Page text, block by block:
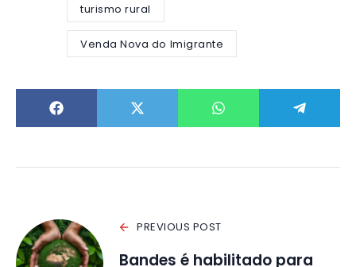
turismo rural
Venda Nova do Imigrante
PREVIOUS POST
Bandes é habilitado para